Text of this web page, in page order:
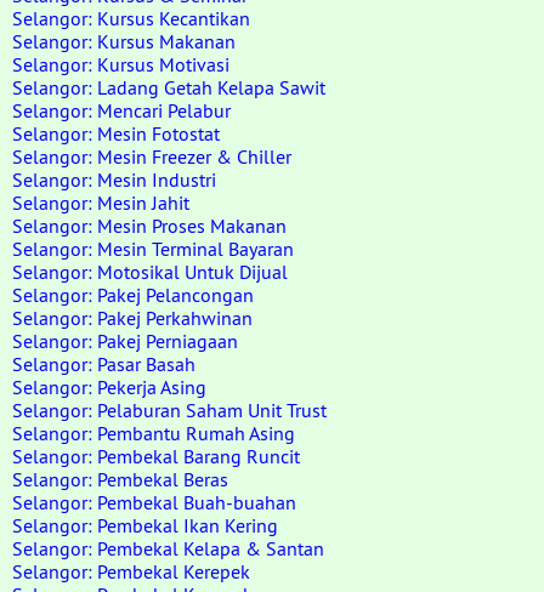
Selangor: Kursus Kecantikan
Selangor: Kursus Makanan
Selangor: Kursus Motivasi
Selangor: Ladang Getah Kelapa Sawit
Selangor: Mencari Pelabur
Selangor: Mesin Fotostat
Selangor: Mesin Freezer & Chiller
Selangor: Mesin Industri
Selangor: Mesin Jahit
Selangor: Mesin Proses Makanan
Selangor: Mesin Terminal Bayaran
Selangor: Motosikal Untuk Dijual
Selangor: Pakej Pelancongan
Selangor: Pakej Perkahwinan
Selangor: Pakej Perniagaan
Selangor: Pasar Basah
Selangor: Pekerja Asing
Selangor: Pelaburan Saham Unit Trust
Selangor: Pembantu Rumah Asing
Selangor: Pembekal Barang Runcit
Selangor: Pembekal Beras
Selangor: Pembekal Buah-buahan
Selangor: Pembekal Ikan Kering
Selangor: Pembekal Kelapa & Santan
Selangor: Pembekal Kerepek